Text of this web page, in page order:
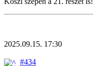
2025.09.15. 17:30
#434